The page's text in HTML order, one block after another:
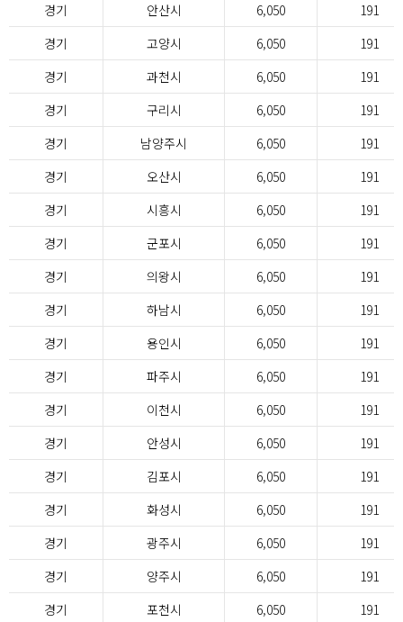
경기
안산시 6,050
191
경기
고양시 6,050
191
경기
과천시 6,050
191
경기
구리시 6,050
191
경기
남양주시 6,050
191
경기
오산시 6,050
191
경기
시흥시 6,050
191
경기
군포시 6,050
191
경기
의왕시 6,050
191
경기
하남시 6,050
191
경기
용인시 6,050
191
경기
파주시 6,050
191
경기
이천시 6,050
191
경기
안성시 6,050
191
경기
김포시 6,050
191
경기
화성시 6,050
191
경기
광주시 6,050
191
경기
양주시 6,050
191
경기
포천시 6,050
191